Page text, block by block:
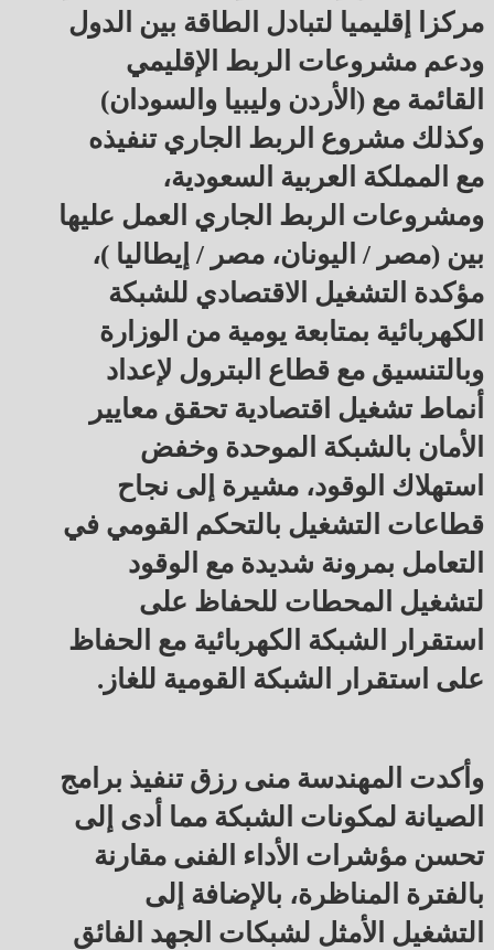
مركزا إقليميا لتبادل الطاقة بين الدول
ودعم مشروعات الربط الإقليمي
القائمة مع (الأردن وليبيا والسودان)
وكذلك مشروع الربط الجاري تنفيذه
مع المملكة العربية السعودية،
ومشروعات الربط الجاري العمل عليها
بين (مصر / اليونان، مصر / إيطاليا )،
مؤكدة التشغيل الاقتصادي للشبكة
الكهربائية بمتابعة يومية من الوزارة
وبالتنسيق مع قطاع البترول لإعداد
أنماط تشغيل اقتصادية تحقق معايير
الأمان بالشبكة الموحدة وخفض
استهلاك الوقود، مشيرة إلى نجاح
قطاعات التشغيل بالتحكم القومي في
التعامل بمرونة شديدة مع الوقود
لتشغيل المحطات للحفاظ على
استقرار الشبكة الكهربائية مع الحفاظ
على استقرار الشبكة القومية للغاز.
وأكدت المهندسة منى رزق تنفيذ برامج
الصيانة لمكونات الشبكة مما أدى إلى
تحسن مؤشرات الأداء الفنى مقارنة
بالفترة المناظرة، بالإضافة إلى
التشغيل الأمثل لشبكات الجهد الفائق